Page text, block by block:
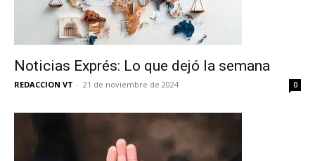
Noticias Exprés: Lo que dejó la semana
REDACCION VT - 21 de noviembre de 2024 0